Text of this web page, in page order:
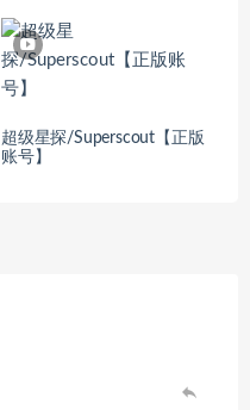
超级星探/Superscout【正版
账号】